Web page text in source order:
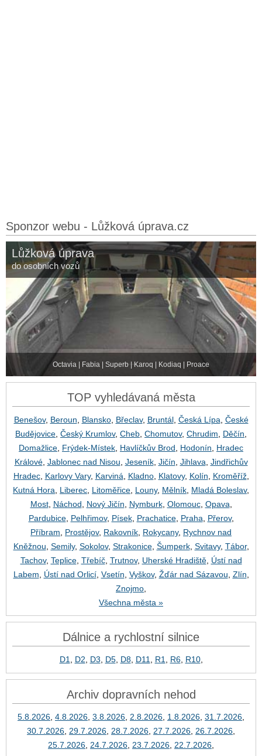
Sponzor webu - Lůžková úprava.cz
Lůžková úprava
do osobních vozů
Octavia | Fabia | Superb | Karoq | Kodiaq | Proace
TOP vyhledávaná města
Benešov, Beroun Blansko, Břeclav, Bruntál, Česká Lípa České
Budějovice Český Krumlov, Cheb Chomutov, Chrudim Děčín
Domažlice Frýdek-Místek Havlíčkův Brod Hodonín
Hradec
Králové, Jablonec nad Nisou Jeseník, Jičín Jihlava Jindřichův
Hradec, Karlovy Vary, Karviná Kladno, Klatovy, Kolín Kroměříž,
Kutná Hora
Liberec Litoměřice Louny, Mělník Mladá Boleslav,
Most, Náchod Nový Jičín Nymburk, Olomouc, Opava
Pardubice, Pelhřimov, Písek, Prachatice, Praha Přerov,
Příbram
Prostějov, Rakovník Rokycany, Rychnov nad
Kněžnou Semily, Sokolov, Strakonice, Šumperk, Svitavy, Tábor,
Tachov, Teplice, Třebíč, Trutnov, Uherské Hradiště, Ústí nad
Labem
Ústí nad Orlicí, Vsetín Vyškov, Žďár nad Sázavou Zlín
Znojmo
Všechna města »
Dálnice a rychlostní silnice
D1 D2 D3 D5, D8, D11 R1 R6, R10,
Archiv dopravních nehod
5.8.2026 4.8.2026 3.8.2026 2.8.2026 1.8.2026 31.7.2026
30.7.2026 29.7.2026 28.7.2026 27.7.2026 26.7.2026
25.7.2026 24.7.2026 23.7.2026 22.7.2026